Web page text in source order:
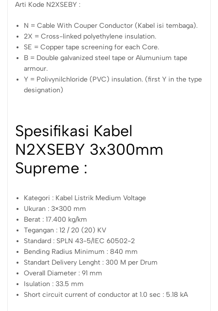
Arti Kode N2XSEBY :
N = Cable With Couper Conductor (Kabel isi tembaga).
2X = Cross-linked polyethylene insulation.
SE = Copper tape screening for each Core.
B = Double galvanized steel tape or Alumunium tape
armour.
Y = Polivynilchloride (PVC) insulation. (first Y in the type
designation)
Spesifikasi Kabel
N2XSEBY 3x300mm
Supreme :
Kategori : Kabel Listrik Medium Voltage
Ukuran : 3×300 mm
Berat : 17.400 kg/km
Tegangan : 12 / 20 (20) KV
Standard : SPLN 43-5/IEC 60502-2
Bending Radius Minimum : 840 mm
Standart Delivery Lenght : 300 M per Drum
Overall Diameter : 91 mm
Isulation : 33.5 mm
Short circuit current of conductor at 1.0 sec : 5.18 kA